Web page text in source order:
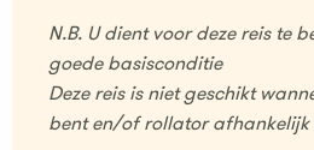
N.B. U dient voor deze reis te
goede basisconditie
Deze reis is niet geschikt
bent en/of rollator afhankelijk